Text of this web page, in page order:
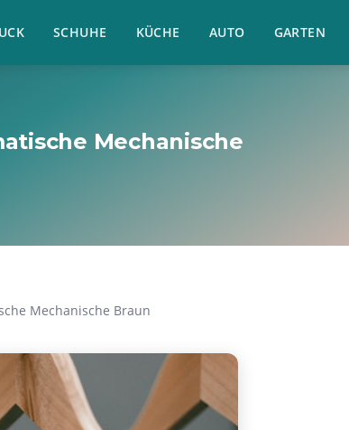
SCHUHE KÜCHE AUTO GARTEN
Mechanische
Mechanische Braun